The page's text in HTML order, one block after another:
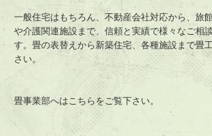
一般住宅はもちろん、不動産会社対応から、旅
や介護関連施設まで、信頼と実績で様々なご相
す。畳の表替えから新築住宅、各種施設まで畳
さい。
畳事業部へはこちらをご覧下さい。